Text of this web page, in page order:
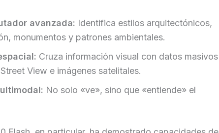
avanzada: Identifica estilos arquitectónicos,
monumentos y patrones ambientales.
Cruza información visual con datos masivos
View e imágenes satelitales.
No solo «ve», sino que «entiende» el